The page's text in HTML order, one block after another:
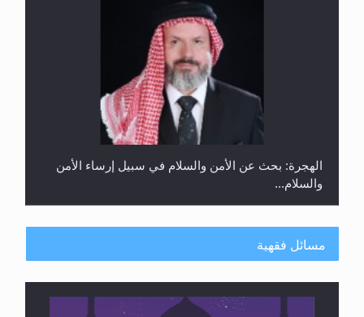
الهجرة: بحث عن الأمن والسلام في سبيل إرساء الأمن
والسلام...
مسائل فقهية